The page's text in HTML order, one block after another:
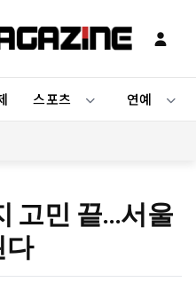
스포츠 연예
고민 끝…서울
다